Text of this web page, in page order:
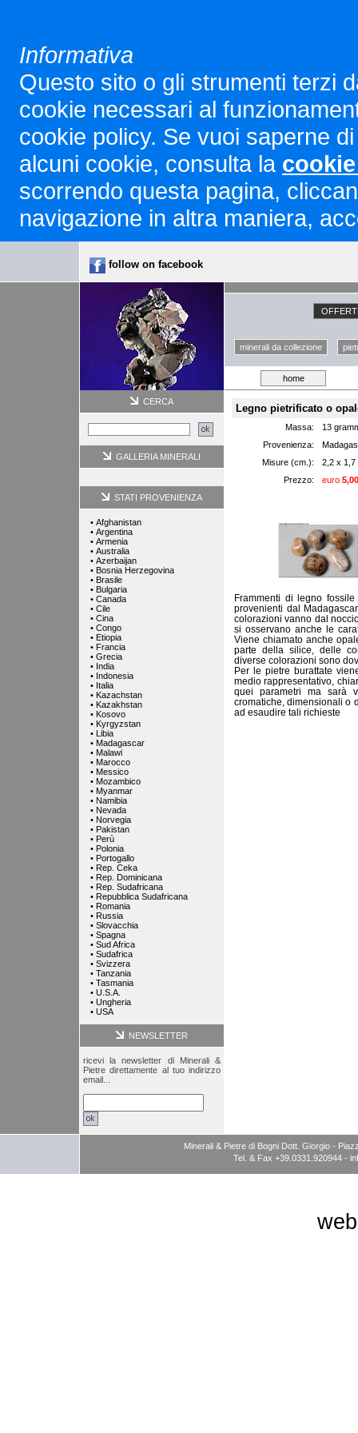
Informativa
Questo sito o gli strumenti terzi
cookie necessari al
cookie policy. Se vuoi saperne
alcuni cookie, consulta la
scorrendo questa pagina,
navigazione in altra maniera,
follow on facebook
minerali da collezione
home
CERCA
GALLERIA MINERALI
STATI PROVENIENZA
• Afghanistan
• Argentina
• Armenia
• Australia
• Azerbaijan
• Bosnia Herzegovina
• Brasile
• Bulgaria
• Canada
• Cile
• Cina
• Congo
• Etiopia
• Francia
• Grecia
• India
• Indonesia
• Italia
• Kazachstan
• Kazakhstan
• Kosovo
• Kyrgyzstan
• Libia
• Madagascar
• Malawi
• Marocco
• Messico
• Mozambico
• Myanmar
• Namibia
• Nevada
• Norvegia
• Pakistan
• Perù
• Polonia
• Portogallo
• Rep. Ceka
• Rep. Dominicana
• Rep. Sudafricana
• Repubblica Sudafricana
• Romania
• Russia
• Slovacchia
• Spagna
• Sud Africa
• Sudafrica
• Svizzera
• Tanzania
• Tasmania
• U.S.A.
• Ungheria
• USA
NEWSLETTER
ricevi la newsletter di Minerali &
Pietre direttamente al tuo indirizzo
email...
Legno pietrificato o
Massa:
13
Provenienza:
Misure (cm.):
2,2 x 1,7
Prezzo:
euro 5,00
Frammenti di legno
provenienti dal
colorazioni vanno dal
si osservano anche le
Viene chiamato anche
parte della silice, delle
diverse colorazioni sono
Per le pietre burattate
medio rappresentativo,
quei parametri ma sarà
cromatiche, dimensionali o
ad esaudire tali richieste
Minerali & Pietre di Bogni Dott. Giorgio -
Tel. & Fax +39.0331.920944 -